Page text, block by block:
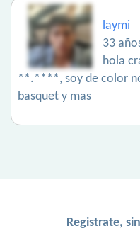
laymi
33
hola
**.****, soy de color
basquet y mas
Registrate,